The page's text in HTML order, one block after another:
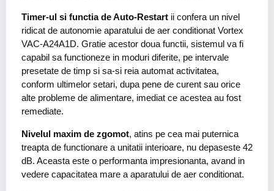
Timer-ul si functia de Auto-Restart ii confera un nivel
ridicat de autonomie aparatului de aer conditionat Vortex
VAC-A24A1D. Gratie acestor doua functii, sistemul va fi
capabil sa functioneze in moduri diferite, pe intervale
presetate de timp si sa-si reia automat activitatea,
conform ultimelor setari, dupa pene de curent sau orice
alte probleme de alimentare, imediat ce acestea au fost
remediate.
Nivelul maxim de zgomot, atins pe cea mai puternica
treapta de functionare a unitatii interioare, nu depaseste 42
dB. Aceasta este o performanta impresionanta, avand in
vedere capacitatea mare a aparatului de aer conditionat.